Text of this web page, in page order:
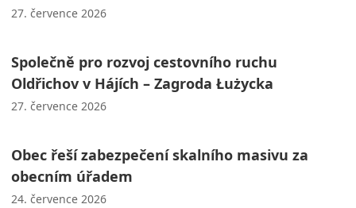
27. července 2026
Společně pro rozvoj cestovního ruchu
Oldřichov v Hájích – Zagroda Łużycka
27. července 2026
Obec řeší zabezpečení skalního masivu za
obecním úřadem
24. července 2026